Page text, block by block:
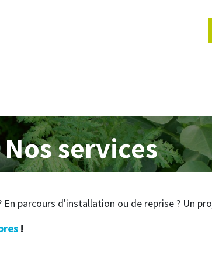
Nos services
parcours d'installation ou de reprise ? Un
!